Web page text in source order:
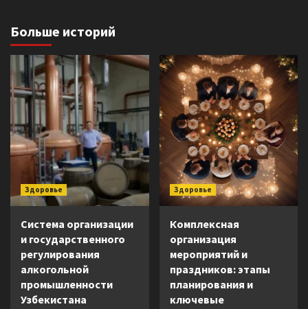
Больше историй
Здоровье
Система организации
и государственного
регулирования
алкогольной
промышленности
Узбекистана
Здоровье
Комплексная
организация
мероприятий и
праздников: этапы
планирования и
ключевые